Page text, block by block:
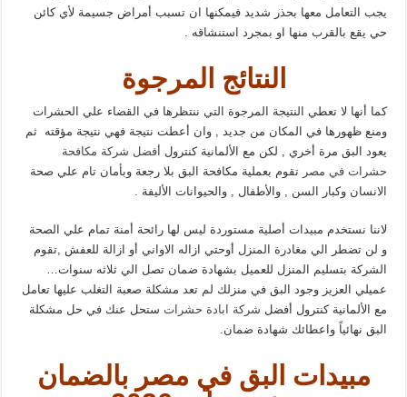
يجب التعامل معها بحذر شديد فيمكنها ان تسبب أمراض جسيمة لأي كائن
حي يقع بالقرب منها او بمجرد استنشاقه .
النتائج المرجوة
كما أنها لا تعطي النتيجة المرجوة التي ننتظرها في القضاء علي الحشرات
ومنع ظهورها في المكان من جديد , وان أعطت نتيجة فهي نتيجة مؤقته ثم
يعود البق مرة أخري , لكن مع الألمانية كنترول أفضل شركة مكافحة
حشرات في مصر تقوم بعملية مكافحة البق بلا رجعة وبأمان تام علي صحة
الانسان وكبار السن , والأطفال , والحيوانات الأليفة .
لاننا نستخدم مبيدات أصلية مستوردة ليس لها رائحة أمنة تمام علي الصحة
و لن تضطر الي مغادرة المنزل أوحتي ازاله الاواني أو ازالة للعفش ,تقوم
الشركة بتسليم المنزل للعميل بشهادة ضمان تصل الي ثلاثه سنوات…
عميلي العزيز وجود البق في منزلك لم تعد مشكلة صعبة التغلب عليها تعامل
مع الألمانية كنترول أفضل شركة ابادة حشرات ستحل عنك في حل مشكلة
البق نهائياً واعطائك شهادة ضمان.
مبيدات البق في مصر بالضمان